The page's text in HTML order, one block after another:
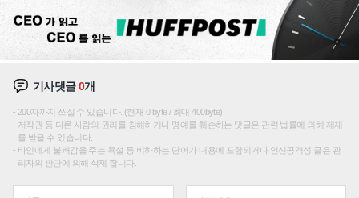
기사댓글0개
200자까지 쓰실 수 있습니다. (현재 0 byte / 최대 400byte)
저작권 등 다른 사람의 권리를 침해하거나 명예를 훼손하는 댓글은 관련 법률에 의해 제재
를 받을 수 있습니다.
타인에게 불쾌감을 주는 욕설 등 비하하는 단어가 내용에 포함되거나 인신공격성 글은 관
리자의 판단에 의해 삭제 합니다.